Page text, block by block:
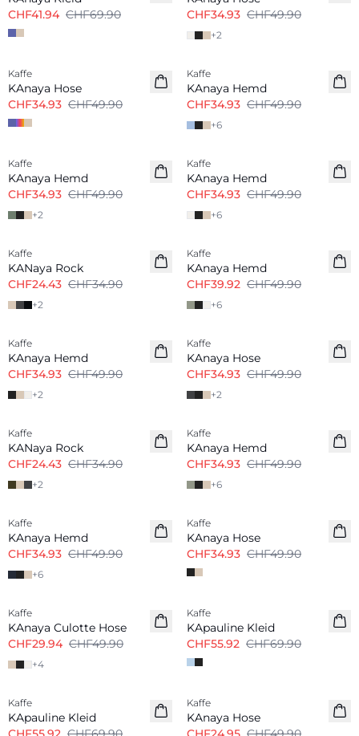
CHF41.94 CHF69.90
CHF34.93 CHF49.90
+2
Kaffe
KAnaya Hose
CHF34.93 CHF49.90
Kaffe
KAnaya Hemd
CHF34.93 CHF49.90
+6
Kaffe
KAnaya Hemd
CHF34.93 CHF49.90
+2
Kaffe
KAnaya Hemd
CHF34.93 CHF49.90
+6
Kaffe
KANaya Rock
CHF24.43 CHF34.90
+2
Kaffe
KAnaya Hemd
CHF39.92 CHF49.90
+6
Kaffe
KAnaya Hemd
CHF34.93 CHF49.90
+2
Kaffe
KAnaya Hose
CHF34.93 CHF49.90
+2
Kaffe
KANaya Rock
CHF24.43 CHF34.90
+2
Kaffe
KAnaya Hemd
CHF34.93 CHF49.90
+6
Kaffe
KAnaya Hemd
CHF34.93 CHF49.90
+6
Kaffe
KAnaya Hose
CHF34.93 CHF49.90
Kaffe
KAnaya Culotte Hose
CHF29.94 CHF49.90
+4
Kaffe
KApauline Kleid
CHF55.92 CHF69.90
Kaffe
KApauline Kleid
Kaffe
KAnaya Hose